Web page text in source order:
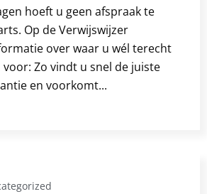
hoeft u geen afspraak te
Op de Verwijswijzer
over waar u wél terecht
Zo vindt u snel de juiste
en voorkomt...